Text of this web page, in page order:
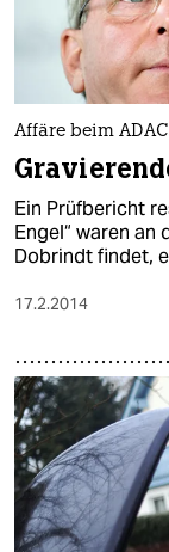
Affäre beim ADAC
Ein Prüfbericht
Engel“ waren an
Dobrindt findet,
17.2.2014